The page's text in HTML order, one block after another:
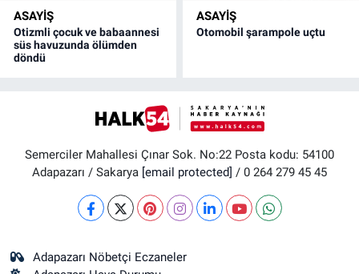
ASAYİŞ
Otizmli çocuk ve babaannesi
süs havuzunda ölümden
döndü
ASAYİŞ
Otomobil şarampole uçtu
Semerciler Mahallesi Çınar Sok. No:22 Posta kodu: 54100
Adapazarı / Sakarya [email protected] / 0 264 279 45 45
Adapazarı Nöbetçi Eczaneler